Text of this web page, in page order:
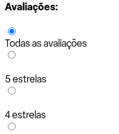
Avaliações:
Todas as avaliações
5 estrelas
4 estrelas